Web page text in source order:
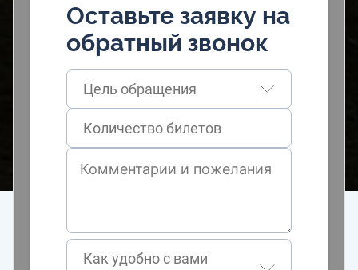
Оставьте заявку на
обратный звонок
Цель обращения
Как удобно с вами